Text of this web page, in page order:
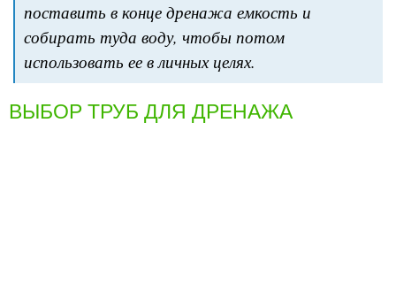
поставить в конце дренажа емкость и
собирать туда воду, чтобы потом
использовать ее в личных целях.
ВЫБОР ТРУБ ДЛЯ ДРЕНАЖА